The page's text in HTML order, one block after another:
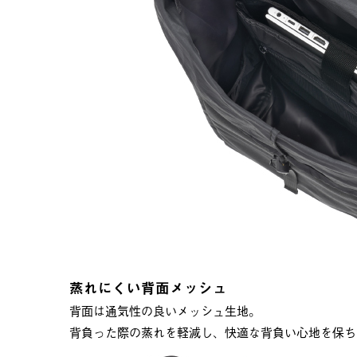
蒸れにくい背面メッシュ
背面は通気性の良いメッシュ生地。
背負った際の蒸れを軽減し、快適な背負い心地を保